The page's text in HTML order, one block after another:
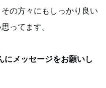
の方々にもしっかり良い
ってます。
メッセージをお願いし